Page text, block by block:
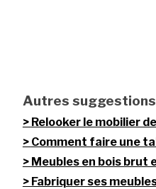
Autres suggestions
Relooker le mobilier
Comment faire une
Meubles en bois brut
Fabriquer ses